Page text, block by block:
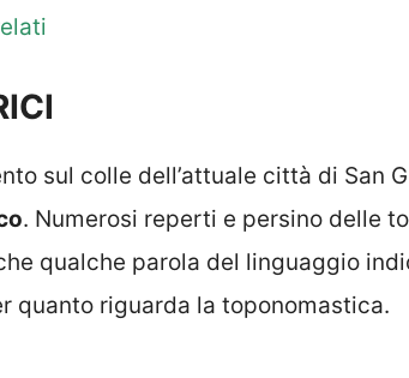
sul colle dell’attuale città di San
. Numerosi reperti e persino delle
qualche parola del linguaggio
quanto riguarda la toponomastica.